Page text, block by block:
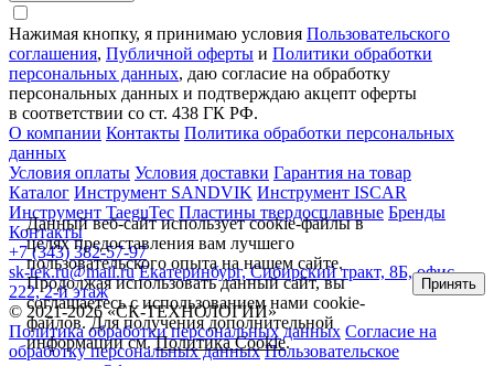
Нажимая кнопку, я принимаю условия Пользовательского
соглашения, Публичной оферты и Политики обработки
персональных данных, даю согласие на обработку
персональных данных и подтверждаю акцепт оферты
в соответствии со ст. 438 ГК РФ.
О компании Контакты Политика обработки персональных
данных
Условия оплаты Условия доставки Гарантия на товар
Каталог Инструмент SANDVIK Инструмент ISCAR
Инструмент TaeguTec Пластины твердосплавные Бренды
Контакты
+7 (343) 382-57-97
sk-tek.ru@mail.ru Екатеринбург, Сибирский тракт, 8Б, офис
222, 2-й этаж
© 2021-2026 «СК-ТЕХНОЛОГИИ»
Политика обработки персональных данных Согласие на
обработку персональных данных Пользовательское
Данный веб-сайт использует cookie-файлы в
целях предоставления вам лучшего
пользовательского опыта на нашем сайте.
Продолжая использовать данный сайт, вы
соглашаетесь с использованием нами cookie-
файлов. Для получения дополнительной
информации см.Политика Cookie.
Принять